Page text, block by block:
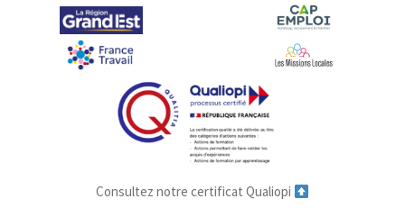
Consultez notre certificat Qualiopi